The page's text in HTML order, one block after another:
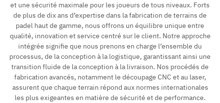
et une sécurité maximale pour les joueurs de tous niveaux. Forts
de plus de dix ans d’expertise dans la fabrication de terrains de
padel haut de gamme, nous offrons un équilibre unique entre
qualité, innovation et service centré sur le client. Notre approche
intégrée signifie que nous prenons en charge l’ensemble du
processus, de la conception à la logistique, garantissant ainsi une
transition fluide de la conception à la livraison. Nos procédés de
fabrication avancés, notamment le découpage CNC et au laser,
assurent que chaque terrain répond aux normes internationales
les plus exigeantes en matière de sécurité et de performance.